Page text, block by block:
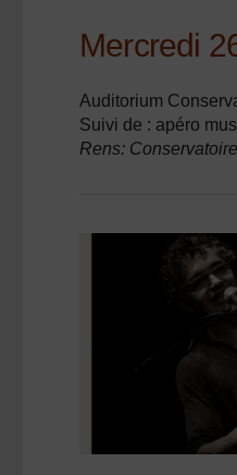
Mercredi
Auditorium
Suivi de : apéro
Rens: Conservatoire